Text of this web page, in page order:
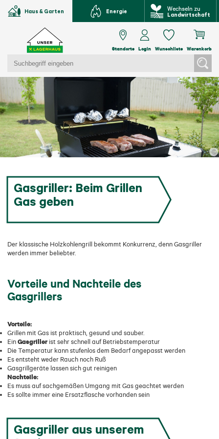
Haus & Garten Energie Wechseln zu
Landwirtschaft
Standorte Login Wunschliste Warenkorb
©
Gasgriller: Beim Grillen
Gas geben
Der klassische Holzkohlengrill bekommt Konkurrenz, denn Gasgriller
werden immer beliebter.
Vorteile und Nachteile des
Gasgrillers
Vorteile:
Grillen mit Gas ist praktisch, gesund und sauber.
EinGasgrillerist sehr schnell auf Betriebstemperatur
Die Temperatur kann stufenlos dem Bedarf angepasst werden
Es entsteht weder Rauch noch Ruß
Gasgrillgeräte lassen sich gut reinigen
Nachteile:
Es muss auf sachgemäßen Umgang mit Gas geachtet werden
Es sollte immer eine Ersatzflasche vorhanden sein
Gasgriller aus unserem